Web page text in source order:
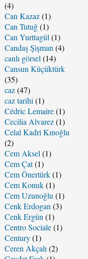
(4)
Can Kazaz(1)
Can Tutuğ(1)
Can Yurttagül (1)
Candaş Şişman (4)
canlı görsel (14)
Cansun Küçüktürk
(35)
caz(47)
caz tarihi (1)
Cédric Lemaire(1)
Cecilia Alvarez(1)
Celal Kadri Kınoğlu
(2)
Cem Aksel (1)
Cem Çat(1)
Cem Önertürk(1)
Cem Konuk(1)
Cem Uzunoğlu (1)
Cenk Erdogan (3)
Cenk Ergün (1)
Centro Sociale(1)
Century(1)
Ceren Akçalı (2)